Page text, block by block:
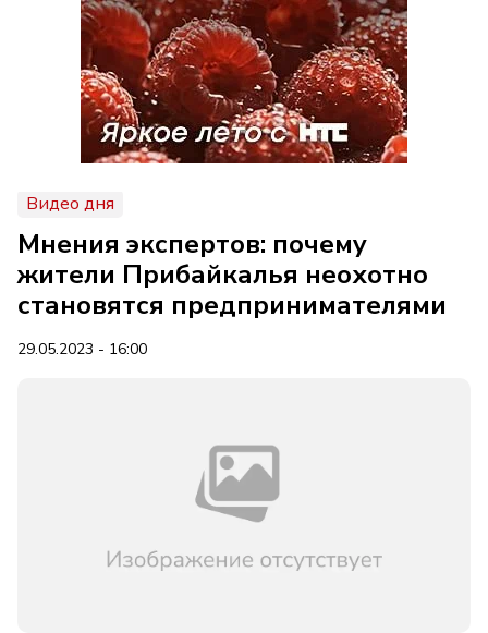
Видео дня
Мнения экспертов: почему
жители Прибайкалья неохотно
становятся предпринимателями
29.05.2023 - 16:00